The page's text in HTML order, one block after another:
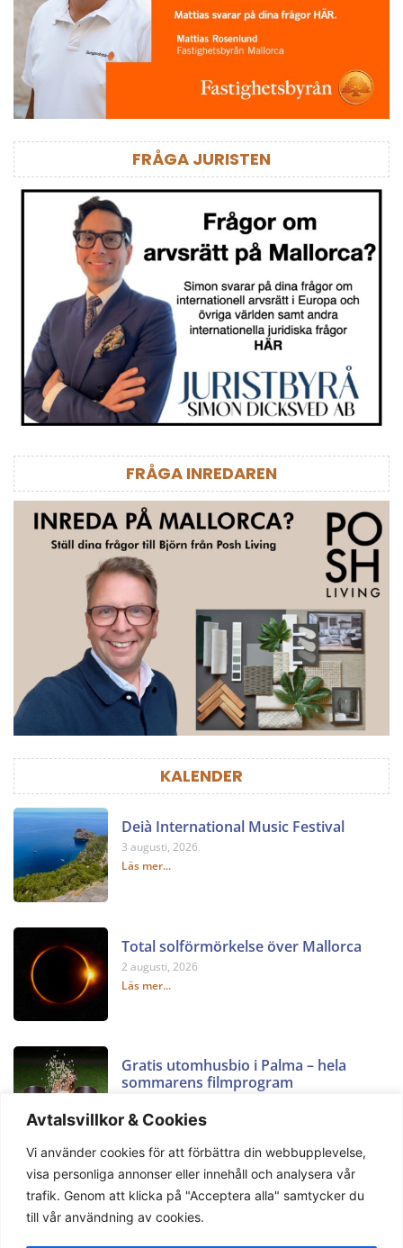
Avtalsvillkor & Cookies
Vi använder cookies för att förbättra din webbupplevelse,
visa personliga annonser eller innehåll och analysera vår
trafik. Genom att klicka på "Acceptera alla" samtycker du
till vår användning av cookies.
FRÅGA JURISTEN
FRÅGA INREDAREN
KALENDER
Deià International Music Festival
3 augusti, 2026
Läs mer...
Total solförmörkelse över Mallorca
2 augusti, 2026
Läs mer...
Gratis utomhusbio i Palma – hela
sommarens filmprogram
Läs mer...